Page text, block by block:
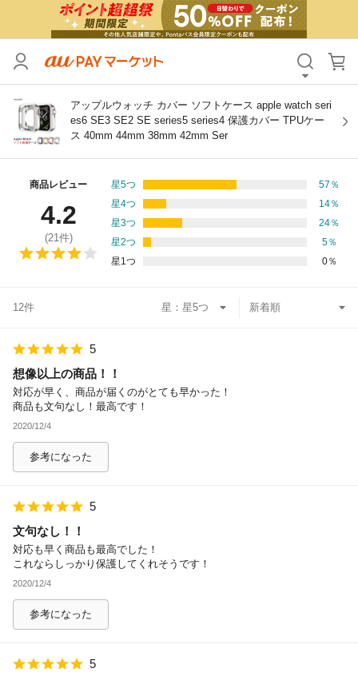
アップルウォッチ カバー ソフトケース apple watch seri
es6 SE3 SE2 SE series5 series4 保護カバー TPUケー
ス 40mm 44mm 38mm 42mm Ser
商品レビュー
4.2
(21件)
星5つ 57 ％
星4つ
14％
星3つ
24％
星2つ
5％
星1つ
0％
12件 星：
5
想像以上の商品！！
対応が早く、商品が届くのがとても早かった！
商品も文句なし！最高です！
2020/12/4
参考になった
5
文句なし！！
対応も早く商品も最高でした！
これならしっかり保護してくれそうです！
2020/12/4
参考になった
5
カテゴリ すべて
価格 すべて
支払い方法
その他の条件
送料無料
Pontaパス特典対象すべて
除外ワード